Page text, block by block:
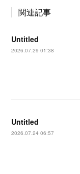
関連記事
Untitled
2026.07.29 01:38
Untitled
2026.07.24 06:57